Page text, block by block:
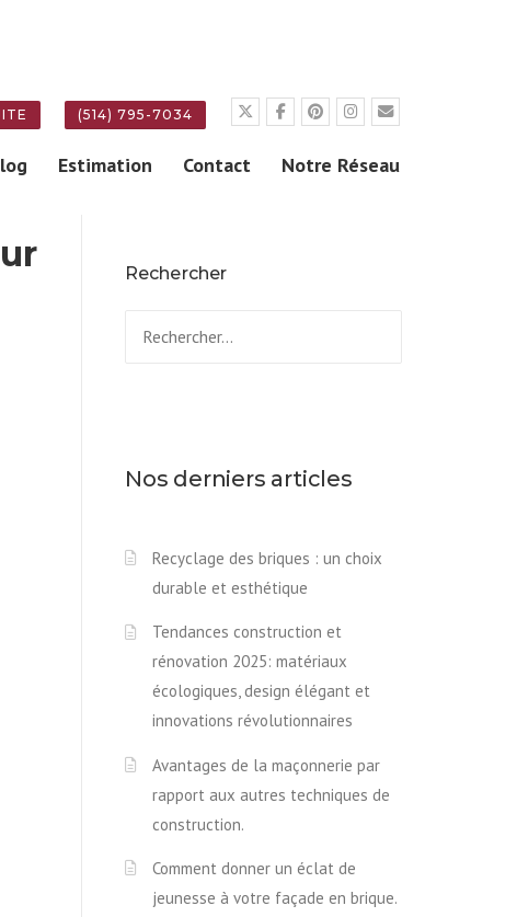
(514) 795-7034
Estimation Contact Notre Réseau
Rechercher
Nos derniers articles
Recyclage des briques : un choix
durable et esthétique
Tendances construction et
rénovation 2025: matériaux
écologiques, design élégant et
innovations révolutionnaires
Avantages de la maçonnerie par
rapport aux autres techniques de
construction.
Comment donner un éclat de
jeunesse à votre façade en brique.